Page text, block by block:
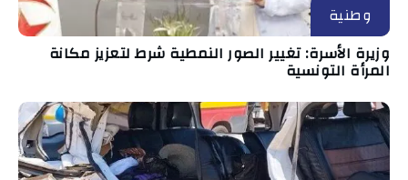
وطنية
وزيرة الأسرة: تغيير الصور النمطية شرط لتعزيز مكانة
المرأة التونسية